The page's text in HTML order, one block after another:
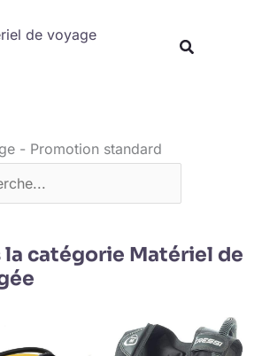
de voyage
la catégorie Matériel de